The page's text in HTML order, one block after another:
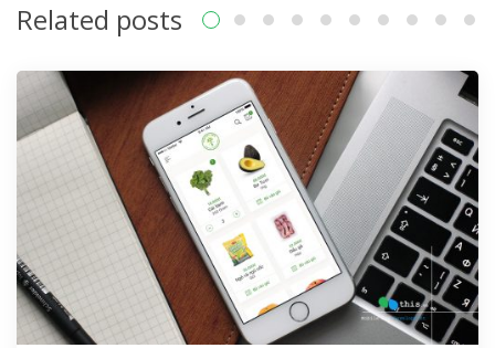
Related posts